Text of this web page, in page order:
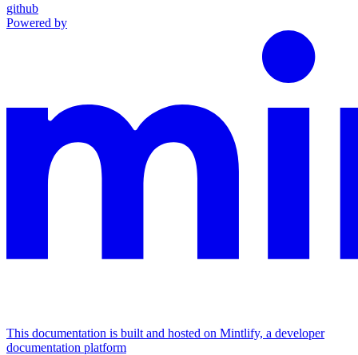
github
Powered by
This documentation is built and hosted on Mintlify, a developer
documentation platform